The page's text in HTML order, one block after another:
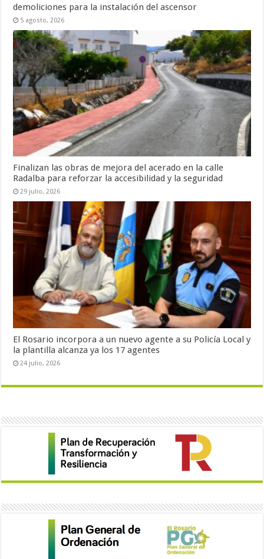
demoliciones para la instalación del ascensor
5 agosto, 2026
Finalizan las obras de mejora del acerado en la calle
Radalba para reforzar la accesibilidad y la seguridad
29 julio, 2026
El Rosario incorpora a un nuevo agente a su Policía Local y
la plantilla alcanza ya los 17 agentes
24 julio, 2026